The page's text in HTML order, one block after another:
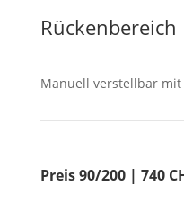
Rückenbereich
Manuell verstellbar mit
Preis 90/200 | 740